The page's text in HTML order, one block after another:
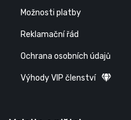
Možnosti platby
Reklamační řád
Ochrana osobních údajů
Výhody VIP členství